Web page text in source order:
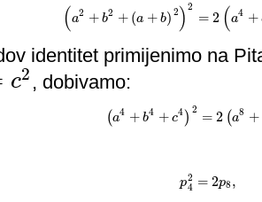
(a2 + b2 + (a + b) 2)2
= 2 (a4 +
(a2+b 2+ (a+b) 2= 2(a4+b 4+(
identitet primijenimo na
c2 , dobivamo:
(a4 + b4 + c4 ) 2 = 2 (a8 +
(a4 +b4+c4 2=2(a 8+b 8+
p2
4 = 2p8 ,
p4 2= 2p8,